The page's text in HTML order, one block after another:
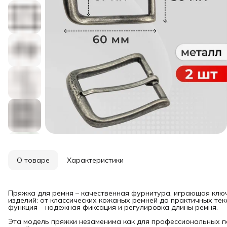
О товаре Характеристики
Пряжка для ремня – качественная фурнитура, играющая
изделий: от классических кожаных ремней до практичных
функция – надёжная фиксация и регулировка длины ремня.
Эта модель пряжки незаменима как для профессиональных